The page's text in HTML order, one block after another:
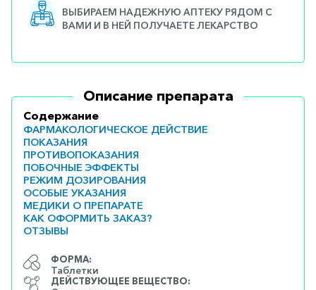
ВЫБИРАЕМ НАДЕЖНУЮ АПТЕКУ РЯДОМ С
ВАМИ И В НЕЙ ПОЛУЧАЕТЕ ЛЕКАРСТВО
Описание препарата
Содержание
ФАРМАКОЛОГИЧЕСКОЕ ДЕЙСТВИЕ
ПОКАЗАНИЯ
ПРОТИВОПОКАЗАНИЯ
ПОБОЧНЫЕ ЭФФЕКТЫ
РЕЖИМ ДОЗИРОВАНИЯ
ОСОБЫЕ УКАЗАНИЯ
МЕДИКИ О ПРЕПАРАТЕ
КАК ОФОРМИТЬ ЗАКАЗ?
ОТЗЫВЫ
ФОРМА:
Таблетки
ДЕЙСТВУЮЩЕЕ ВЕЩЕСТВО: